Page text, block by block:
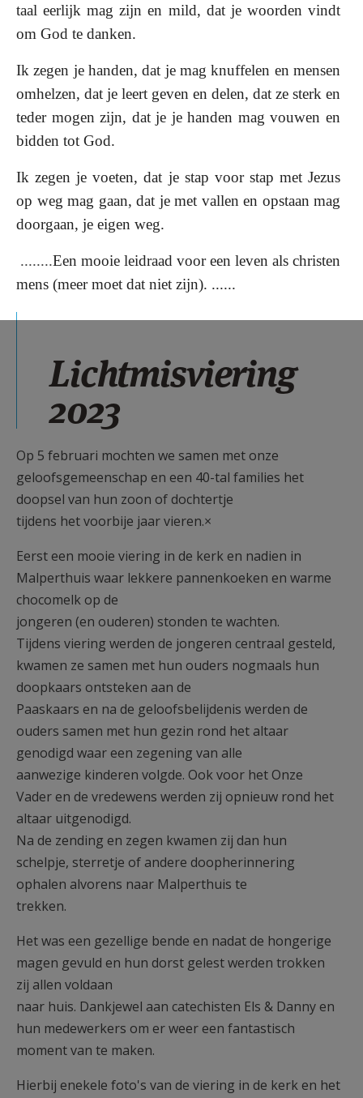
taal eerlijk mag zijn en mild, dat je woorden vindt
om God te danken.
Ik zegen je handen,dat je mag knuffelen en mensen
omhelzen, dat je leert geven en delen, dat ze sterk en
teder mogen zijn, dat je je handen mag vouwen en
bidden tot God.
Ik zegen je voeten,dat je stap voor stap met Jezus
op weg mag gaan, dat je met vallen en opstaan mag
doorgaan, je eigen weg.
........Een mooie leidraad voor een leven als christen
mens (meer moet dat niet zijn). ......
Lichtmisviering
2023
Op 5 februari mochten we samen met onze
geloofsgemeenschap en een 40-tal families het
doopsel van hun zoon of dochtertje
tijdens het voorbije jaar vieren.×
Eerst een mooie viering in de kerk en nadien in
Malperthuis waar lekkere pannenkoeken en warme
chocomelk op de
jongeren (en ouderen) stonden te wachten.
Tijdens viering werden de jongeren centraal gesteld,
kwamen ze samen met hun ouders nogmaals hun
doopkaars ontsteken aan de
Paaskaars en na de geloofsbelijdenis werden de
ouders samen met hun gezin rond het altaar
genodigd waar een zegening van alle
aanwezige kinderen volgde. Ook voor het Onze
Vader en de vredewens werden zij opnieuw rond het
altaar uitgenodigd.
Na de zending en zegen kwamen zij dan hun
schelpje, sterretje of andere doopherinnering
ophalen alvorens naar Malperthuis te
trekken.
Het was een gezellige bende en nadat de hongerige
magen gevuld en hun dorst gelest werden trokken
zij allen voldaan
naar huis. Dankjewel aan catechisten Els & Danny en
hun medewerkers om er weer een fantastisch
moment van te maken.
Hierbij enekele foto's van de viering in de kerk en het